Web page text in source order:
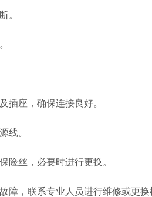
。
座，确保连接良好。
。
丝，必要时进行更换。
，联系专业人员进行维修或更换